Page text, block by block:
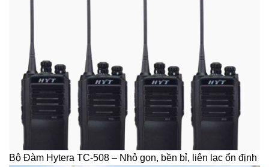
Bộ Đàm Hytera TC-508 – Nhỏ gọn, bền bỉ, liên lạc ổn định